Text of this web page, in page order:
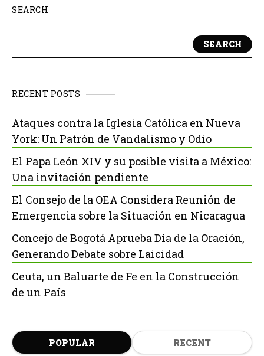
SEARCH
SEARCH
RECENT POSTS
Ataques contra la Iglesia Católica en Nueva
York: Un Patrón de Vandalismo y Odio
El Papa León XIV y su posible visita a México:
Una invitación pendiente
El Consejo de la OEA Considera Reunión de
Emergencia sobre la Situación en Nicaragua
Concejo de Bogotá Aprueba Día de la Oración,
Generando Debate sobre Laicidad
Ceuta, un Baluarte de Fe en la Construcción
de un País
POPULAR RECENT